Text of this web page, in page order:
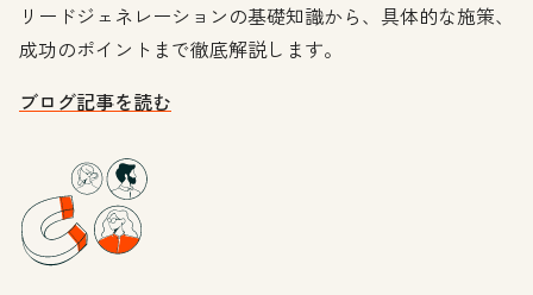
リードジェネレーションの基礎知識から、具体的な施策、
成功のポイントまで徹底解説します。
ブログ記事を読む